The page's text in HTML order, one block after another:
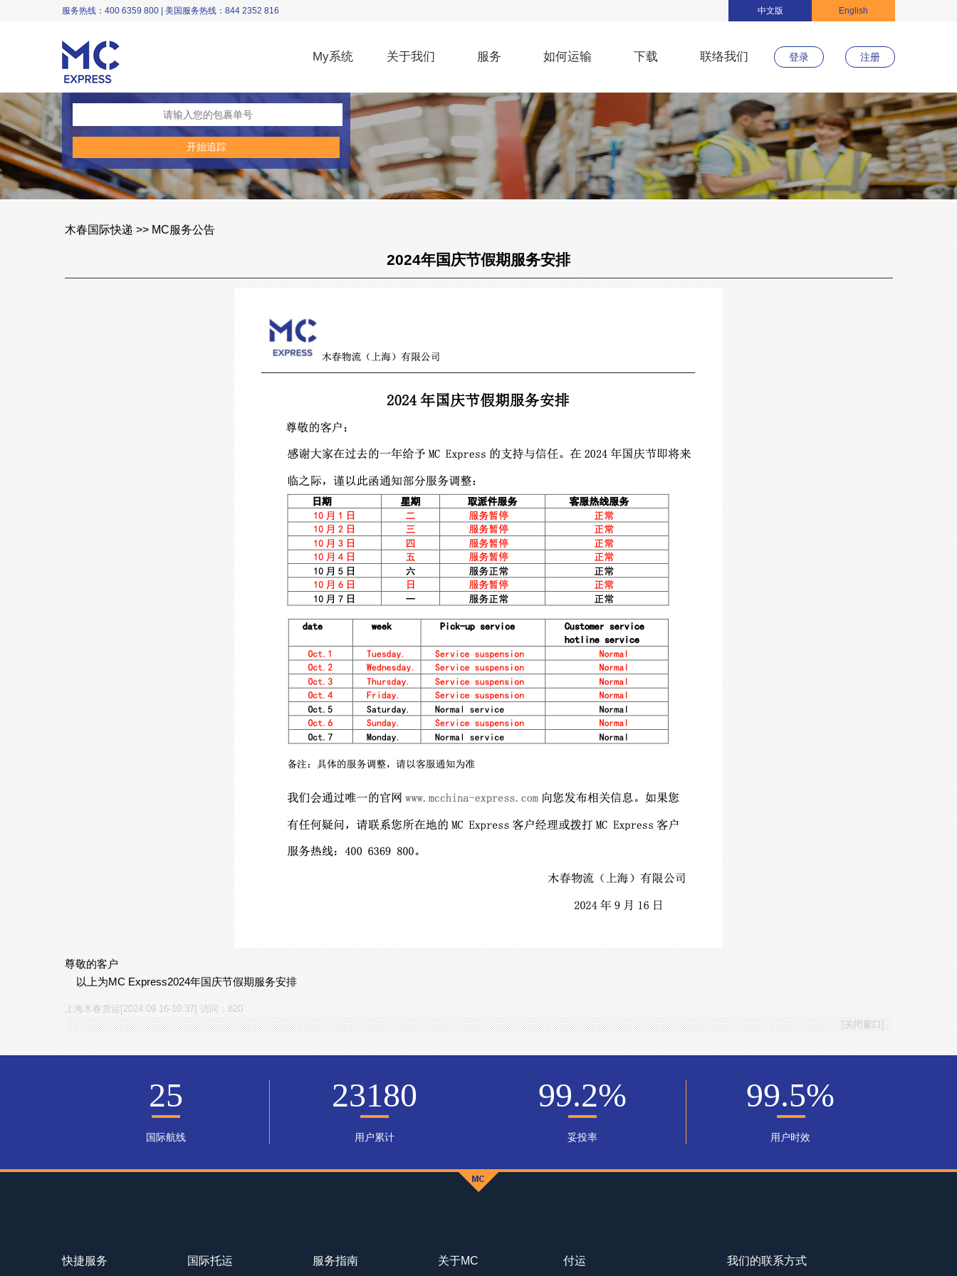
服务热线：400 6359 800 | 美国服务热线：844 2352 816 中文版 English
登录 注册
My系统 关于我们 服务 如何运输 下载 联络我们
木春国际快递 >> MC服务公告
2024年国庆节假期服务安排
尊敬的客户
以上为MC Express2024年国庆节假期服务安排
上海木春货运[2024.09.16-10:37] 访问：820
[关闭窗口]
25
国际航线
23180
用户累计
99.2%
妥投率
99.5%
用户时效
快捷服务 国际托运 服务指南 关于MC 付运 我们的联系方式